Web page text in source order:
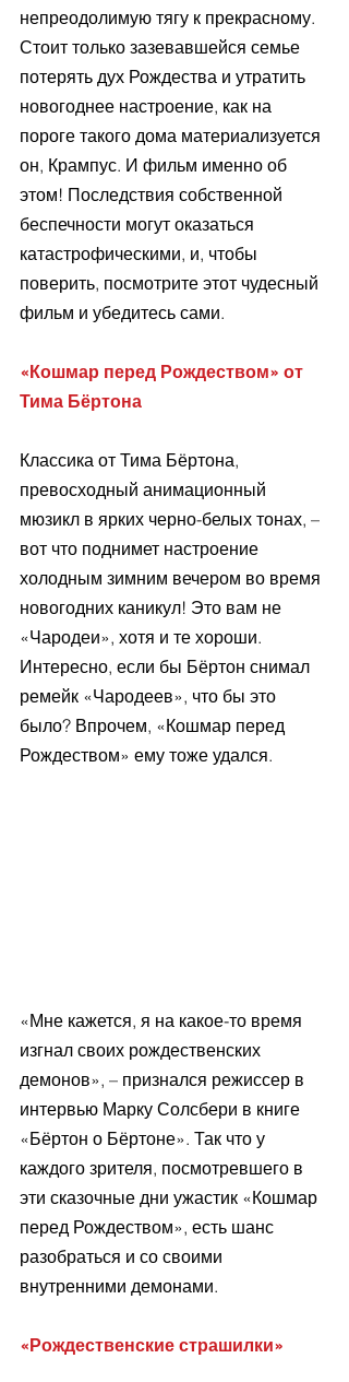
непреодолимую тягу к прекрасному.
Стоит только зазевавшейся семье
потерять дух Рождества и утратить
новогоднее настроение, как на
пороге такого дома материализуется
он, Крампус. И фильм именно об
этом! Последствия собственной
беспечности могут оказаться
катастрофическими, и, чтобы
поверить, посмотрите этот чудесный
фильм и убедитесь сами.
«Кошмар перед Рождеством» от
Тима Бёртона
Классика от Тима Бёртона,
превосходный анимационный
мюзикл в ярких черно-белых тонах, –
вот что поднимет настроение
холодным зимним вечером во время
новогодних каникул! Это вам не
«Чародеи», хотя и те хороши.
Интересно, если бы Бёртон снимал
ремейк «Чародеев», что бы это
было? Впрочем, «Кошмар перед
Рождеством» ему тоже удался.
«Мне кажется, я на какое-то время
изгнал своих рождественских
демонов», – признался режиссер в
интервью Марку Солсбери в книге
«Бёртон о Бёртоне». Так что у
каждого зрителя, посмотревшего в
эти сказочные дни ужастик «Кошмар
перед Рождеством», есть шанс
разобраться и со своими
внутренними демонами.
«Рождественские страшилки»